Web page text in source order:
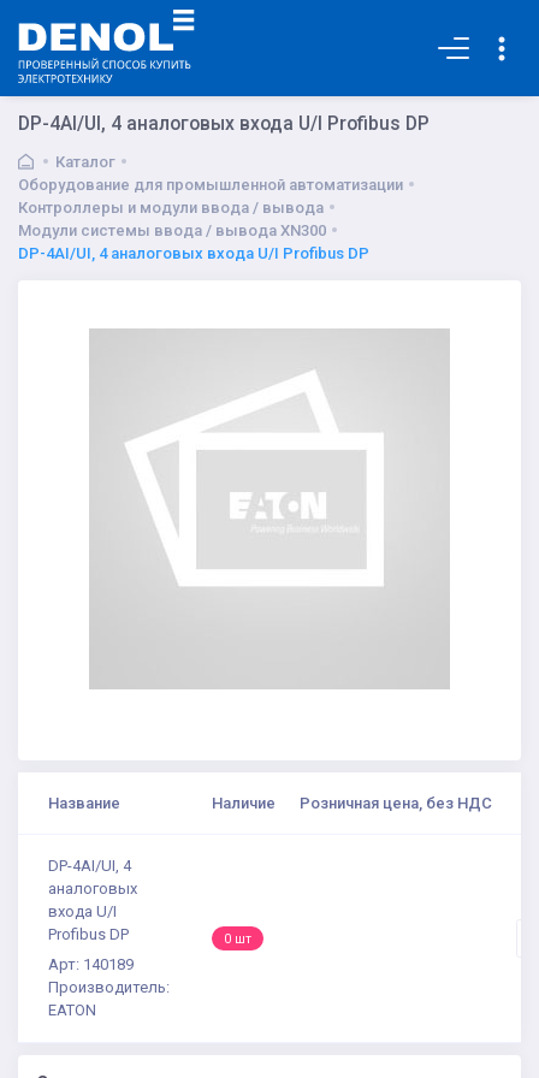
DP-4AI/UI, 4 аналоговых входа U/I Profibus DP
Каталог
Оборудование для промышленной автоматизации
Контроллеры и модули ввода / вывода
Модули системы ввода / вывода XN300
DP-4AI/UI, 4 аналоговых входа U/I Profibus DP
Название Наличие Розничная цена, без НДС
DP-4AI/UI, 4
аналоговых
входа U/I
Profibus DP
Арт: 140189
Производитель:
EATON
0 шт